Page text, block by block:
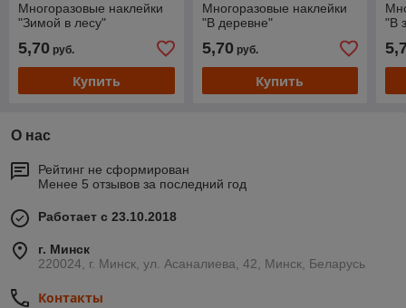
Многоразовые наклейки
"Зимой в лесу"
5,70 руб.
Купить
Многоразовые наклейки
"В деревне"
5,70руб.
Купить
"В
О нас
Рейтинг не сформирован
Менее 5 отзывов за последний год
Работает с 23.10.2018
г. Минск
220024, г. Минск, ул. Асаналиева, 42, Минск, Беларусь
Контакты